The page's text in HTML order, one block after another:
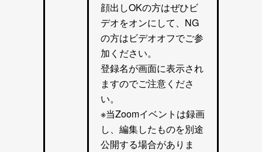
顔出しOKの方はぜひビ
デオをオンにして、NG
の方はビデオオフでご参
加ください。
登録名が画面に表示され
ますのでご注意くださ
い。
※当Zoomイベントは録画
し、編集したものを別途
公開する場合がありま